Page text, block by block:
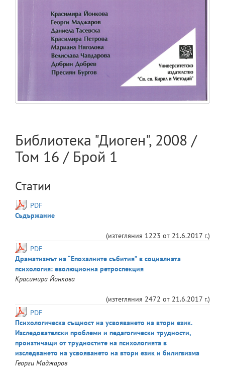
Библиотека "Диоген", 2008 /
Том 16 / Брой 1
Статии
PDF
Съдържание
(изтегляния 1223 от 21.6.2017 г.)
PDF
Драматизмът на “Епохалните събития” в социалната
психология: eволюционна ретроспекция
Красимира Йонкова
(изтегляния 2472 от 21.6.2017 г.)
PDF
Психологическа същност на усвояването на втори език.
Изследователски проблеми и педагогически трудности,
произтичащи от трудностите на психологията в
изследването на усвояването на втори език и билигвизма
Георги Маджаров